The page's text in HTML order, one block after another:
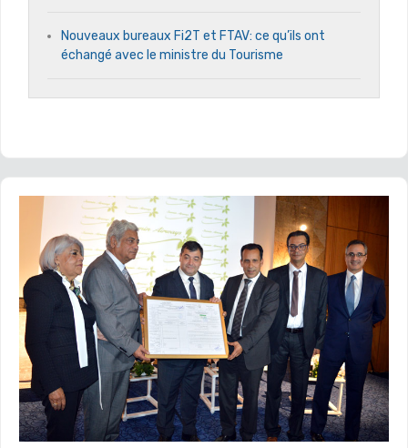
Nouveaux bureaux Fi2T et FTAV: ce qu’ils ont
échangé avec le ministre du Tourisme